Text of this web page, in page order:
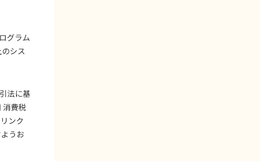
グラム
シス
法に基
消費税
ンク
うお